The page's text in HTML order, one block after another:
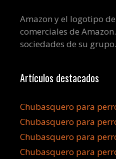
Amazon y el logotipo
comerciales de
sociedades de su grupo.
Artículos destacados
Chubasquero para
Chubasquero para
Chubasquero para
Chubasquero para